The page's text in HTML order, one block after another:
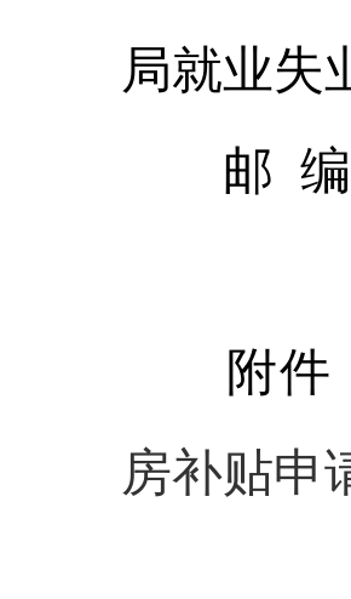
局就业失
邮 编
附件
房补贴申